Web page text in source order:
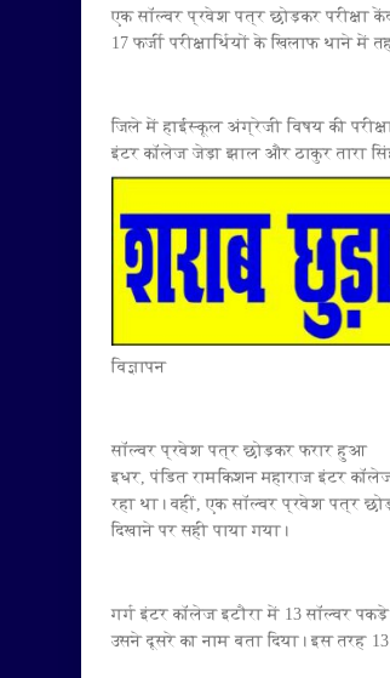
एक सॉल्वर प्रवेश पत्र छोड़कर परीक्षा
17 फर्जी परीक्षार्थियों के खिलाफ थाने में
जिले में हाईस्कूल अंग्रेजी विषय की परीक्षा
इंटर कॉलेज जेड़ा झाल और ठाकुर तारा
विज्ञापन
सॉल्वर प्रवेश पत्र छोड़कर फरार हुआ
इधर, पंडित रामकिशन महाराज इंटर
रहा था। वहीं, एक सॉल्वर प्रवेश पत्र
दिखाने पर सही पाया गया।
गर्ग इंटर कॉलेज इटौरा में 13 सॉल्वर
उसने दूसरे का नाम बता दिया। इस तरह